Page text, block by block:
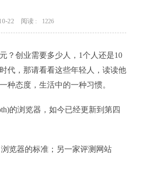
22 阅读 : 1226
？创业需要多少人，1个人还是10
代，那请看看这些年轻人，读读他
种态度，生活中的一种习惯。
的浏览器，如今已经更新到第四
览器的标准；另一家评测网站